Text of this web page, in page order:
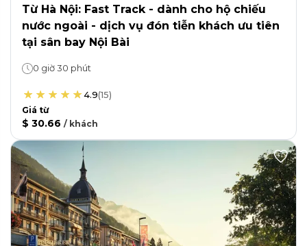
Từ Hà Nội: Fast Track - dành cho hộ chiếu
nước ngoài - dịch vụ đón tiễn khách ưu tiên
tại sân bay Nội Bài
0 giờ 30 phút
4.9(15)
Giá từ
$ 30.66 / khách